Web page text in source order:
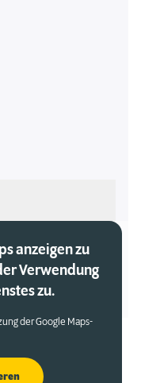
anzeigen zu
Verwendung
zu.
der Google Maps-